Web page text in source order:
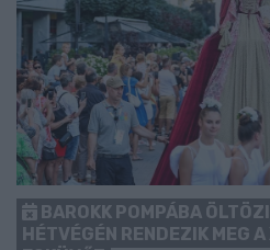
BAROKK POMPÁBA
HÉTVÉGÉN RENDEZIK MEG